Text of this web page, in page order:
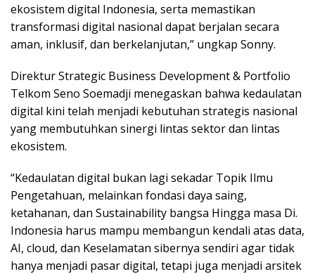
ekosistem digital Indonesia, serta memastikan
transformasi digital nasional dapat berjalan secara
aman, inklusif, dan berkelanjutan,” ungkap Sonny.
Direktur Strategic Business Development & Portfolio
Telkom Seno Soemadji menegaskan bahwa kedaulatan
digital kini telah menjadi kebutuhan strategis nasional
yang membutuhkan sinergi lintas sektor dan lintas
ekosistem.
“Kedaulatan digital bukan lagi sekadar Topik Ilmu
Pengetahuan, melainkan fondasi daya saing,
ketahanan, dan Sustainability bangsa Hingga masa Di.
Indonesia harus mampu membangun kendali atas data,
AI, cloud, dan Keselamatan sibernya sendiri agar tidak
hanya menjadi pasar digital, tetapi juga menjadi arsitek